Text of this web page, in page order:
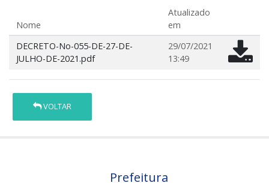
Nome
Atualizado
em
DECRETO-No-055-DE-27-DE-
JULHO-DE-2021.pdf
29/07/2021
13:49
VOLTAR
Prefeitura